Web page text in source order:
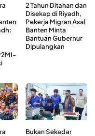
2 Tahun Ditahan dan
Disekap di Riyadh,
Pekerja Migran Asal
Banten Minta
Bantuan Gubernur
Dipulangkan
Bukan Sekadar